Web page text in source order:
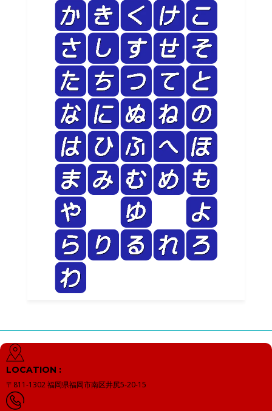
LOCATION :
〒811-1302福岡県福岡市南区井尻5-20-15